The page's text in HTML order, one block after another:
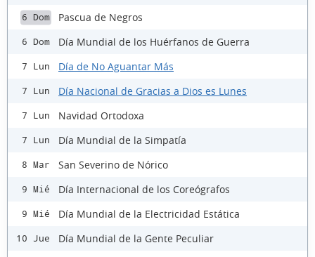
6 Dom Pascua de Negros
6 Dom Día Mundial de los Huérfanos de Guerra
7 Lun Día de No Aguantar Más
7 Lun Día Nacional de Gracias a Dios es Lunes
7 Lun Navidad Ortodoxa
7 Lun Día Mundial de la Simpatía
8 Mar San Severino de Nórico
9 Mié Día Internacional de los Coreógrafos
9 Mié Día Mundial de la Electricidad Estática
10 Jue Día Mundial de la Gente Peculiar